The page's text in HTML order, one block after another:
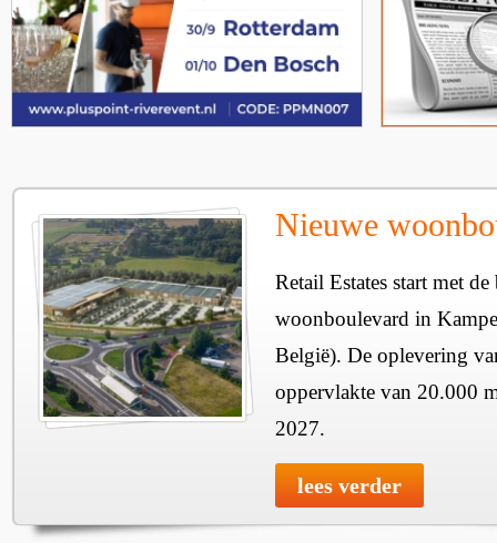
Nieuwe
Retail Estates start met
woonboulevard in
België). De oplevering
oppervlakte van 20.000
2027.
lees verder